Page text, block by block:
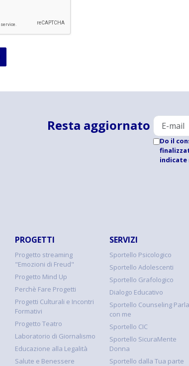
Resta aggiornato
Do il
indicate
PROGETTI
Progetto streaming
"Emozioni di Freud"
Progetto Mind Up
Perchè Fare Progetti
Progetti Culturali e Incontri
Formativi
Progetto Teatro
Laboratorio di Giornalismo
Educazione alla Legalità
Salute e Benessere
SERVIZI
Sportello Psicologico
Sportello Adolescenti
Sportello Grafologico
Dialogo Educativo
Sportello Counseling Parla
con me
Sportello CIC
Sportello SicuraMente
Donna
Sportello dalla Tua parte